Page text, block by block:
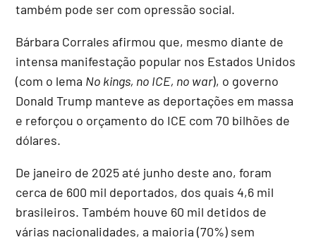
também pode ser com opressão social.
Bárbara Corrales afirmou que, mesmo diante de
intensa manifestação popular nos Estados Unidos
(com o lema No kings, no ICE, no war), o governo
Donald Trump manteve as deportações em massa
e reforçou o orçamento do ICE com 70 bilhões de
dólares.
De janeiro de 2025 até junho deste ano, foram
cerca de 600 mil deportados, dos quais 4,6 mil
brasileiros. Também houve 60 mil detidos de
várias nacionalidades, a maioria (70%) sem